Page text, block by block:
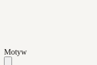
Motyw